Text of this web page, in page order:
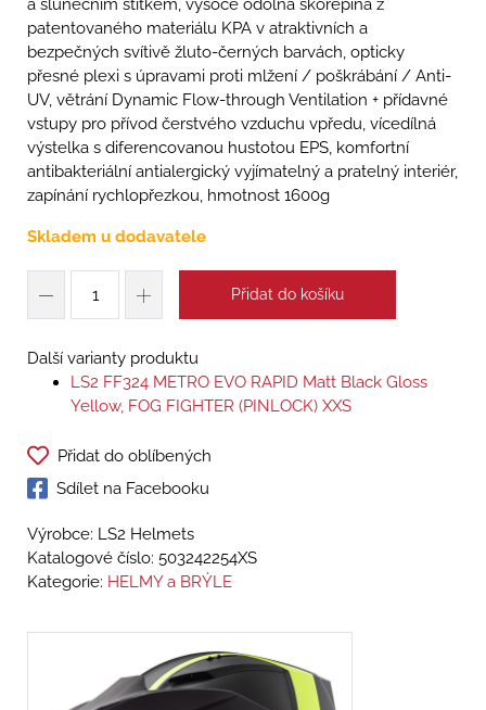
a slunečním štítkem, vysoce odolná skořepina z
patentovaného materiálu KPA v atraktivních a
bezpečných svítivě žluto-černých barvách, opticky
přesné plexi s úpravami proti mlžení / poškrábání / Anti-
UV, větrání Dynamic Flow-through Ventilation + přídavné
vstupy pro přívod čerstvého vzduchu vpředu, vícedílná
výstelka s diferencovanou hustotou EPS, komfortní
antibakteriální antialergický vyjímatelný a pratelný interiér,
zapínání rychlopřezkou, hmotnost 1600g
Skladem u dodavatele
Přidat do košíku
Další varianty produktu
LS2 FF324 METRO EVO RAPID Matt Black Gloss
Yellow, FOG FIGHTER (PINLOCK) XXS
Přidat do oblíbených
Sdílet na Facebooku
Výrobce: LS2 Helmets
Katalogové číslo: 503242254XS
Kategorie: HELMY a BRÝLE